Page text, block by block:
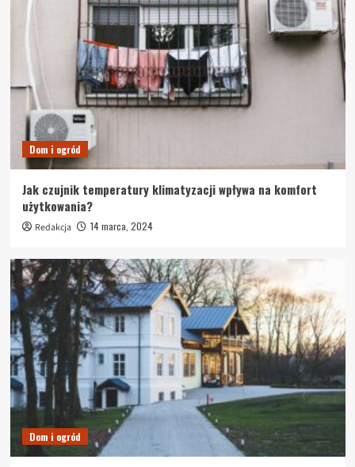
Dom i ogród
Jak czujnik temperatury klimatyzacji wpływa na komfort
użytkowania?
Redakcja 14 marca, 2024
Dom i ogród